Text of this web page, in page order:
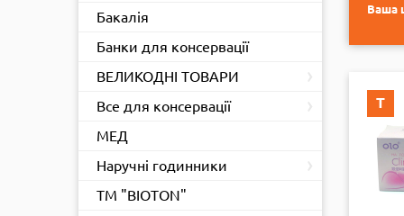
Бакалія
Банки для консервації
ВЕЛИКОДНІ ТОВАРИ
Все для консервації
МЕД
Наручні годинники
ТМ "BIOTON"
Ваша
Т